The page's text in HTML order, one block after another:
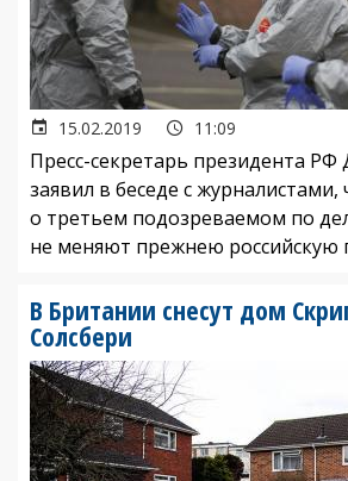
15.02.2019 11:09
Пресс-секретарь президента
заявил в беседе с
о третьем подозреваемом по
не меняют прежнею российскую
В Британии снесут дом
Солсбери